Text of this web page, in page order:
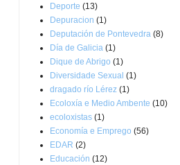
Deporte (13)
Depuracion (1)
Deputación de Pontevedra (8)
Día de Galicia (1)
Dique de Abrigo (1)
Diversidade Sexual (1)
dragado río Lérez (1)
Ecoloxía e Medio Ambente (10)
ecoloxistas (1)
Economía e Emprego (56)
EDAR (2)
Educación (12)